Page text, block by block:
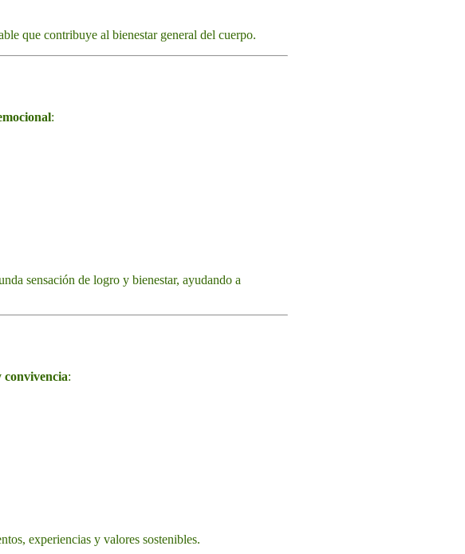
que contribuye al bienestar general del cuerpo.
:
sensación de logro y bienestar, ayudando a
convivencia:
experiencias y valores sostenibles.